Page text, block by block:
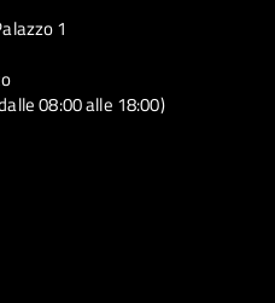
1
08:00 alle 18:00)